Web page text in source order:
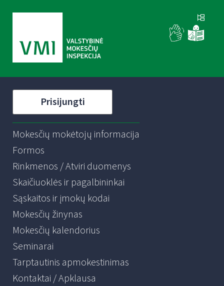
Prisijungti
Mokesčių mokėtojų informacija
Formos
Rinkmenos / Atviri duomenys
Skaičiuoklės ir pagalbininkai
Sąskaitos ir įmokų kodai
Mokesčių žinynas
Mokesčių kalendorius
Seminarai
Tarptautinis apmokestinimas
Kontaktai / Apklausa